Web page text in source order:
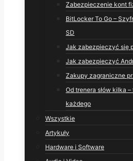
Zabezpieczenie kont
BitLocker To Go –
SD
Jak zabezpieczyć się
Jak zabezpieczyć
Zakupy zagraniczne
Od trenera słów kilka
każdego
Wszystkie
Artykuły
Hardware i Software